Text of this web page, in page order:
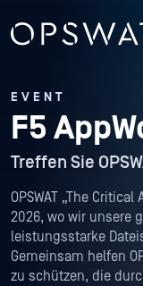
EVENT
F5
Treffen Sie
OPSWAT „The
2026, wo wir unsere
leistungsstarke
Gemeinsam helfen
zu schützen, die